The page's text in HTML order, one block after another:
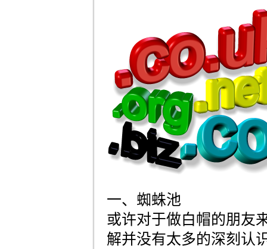
一、蜘蛛池
或许对于做白帽的朋友
解并没有太多的深刻认